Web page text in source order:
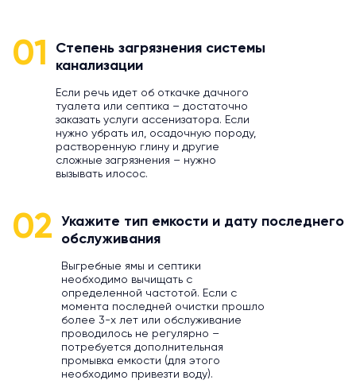
01
Степень загрязнения системы
канализации
Если речь идет об откачке дачного
туалета или септика – достаточно
заказать услуги ассенизатора. Если
нужно убрать ил, осадочную породу,
растворенную глину и другие
сложные загрязнения – нужно
вызывать илосос.
02
Укажите тип емкости и дату последнего
обслуживания
Выгребные ямы и септики
необходимо вычищать с
определенной частотой. Если с
момента последней очистки прошло
более 3-х лет или обслуживание
проводилось не регулярно –
потребуется дополнительная
промывка емкости (для этого
необходимо привезти воду).